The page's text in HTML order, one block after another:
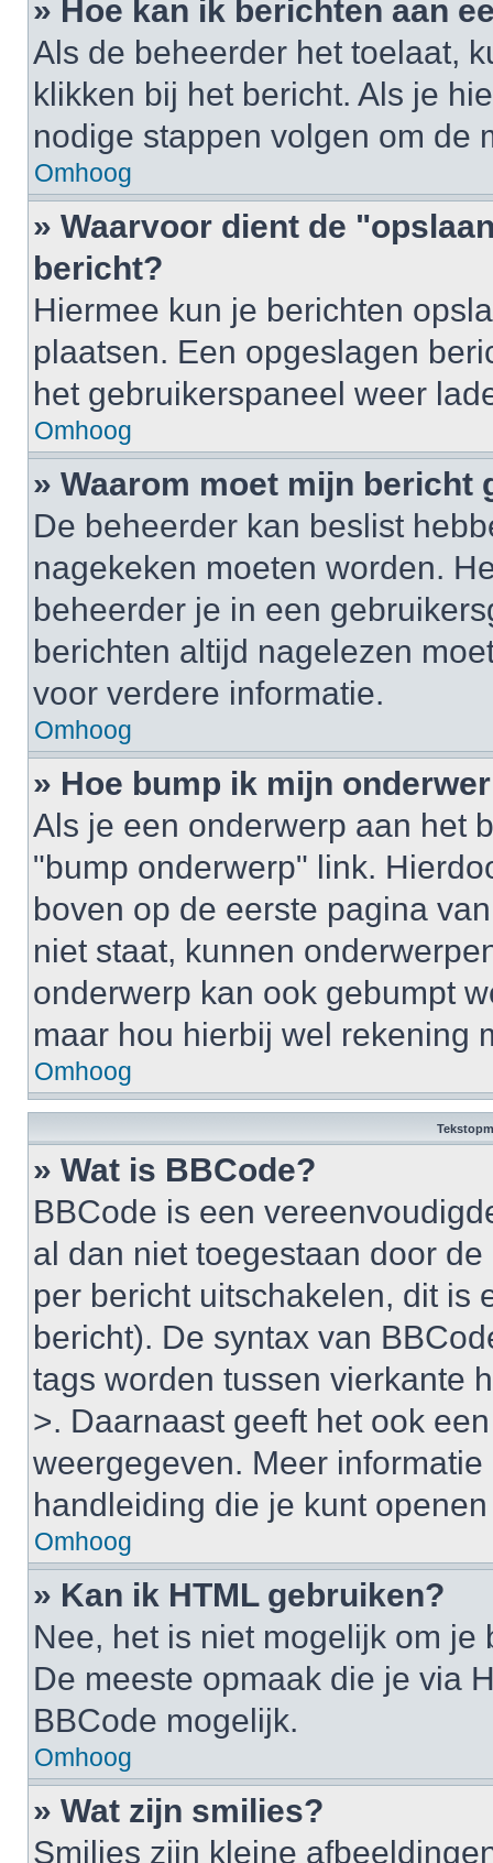
» Hoe kan ik berichten aan
Als de beheerder het toelaat,
klikken bij het bericht. Als je
nodige stappen volgen om de
Omhoog
» Waarvoor dient de
bericht?
Hiermee kun je berichten
plaatsen. Een opgeslagen
het gebruikerspaneel weer
Omhoog
» Waarom moet mijn bericht
De beheerder kan beslist
nagekeken moeten worden.
beheerder je in een
berichten altijd nagelezen
voor verdere informatie.
Omhoog
» Hoe bump ik mijn
Als je een onderwerp aan het
"bump onderwerp" link.
boven op de eerste pagina
niet staat, kunnen
onderwerp kan ook gebumpt
maar hou hierbij wel rekening
Omhoog
» Wat is BBCode?
BBCode is een
al dan niet toegestaan door
per bericht uitschakelen, dit is
bericht). De syntax van
tags worden tussen vierkante
>. Daarnaast geeft het ook
weergegeven. Meer
handleiding die je kunt
Omhoog
» Kan ik HTML gebruiken?
Nee, het is niet mogelijk om
De meeste opmaak die je via
BBCode mogelijk.
Omhoog
» Wat zijn smilies?
Smilies zijn kleine